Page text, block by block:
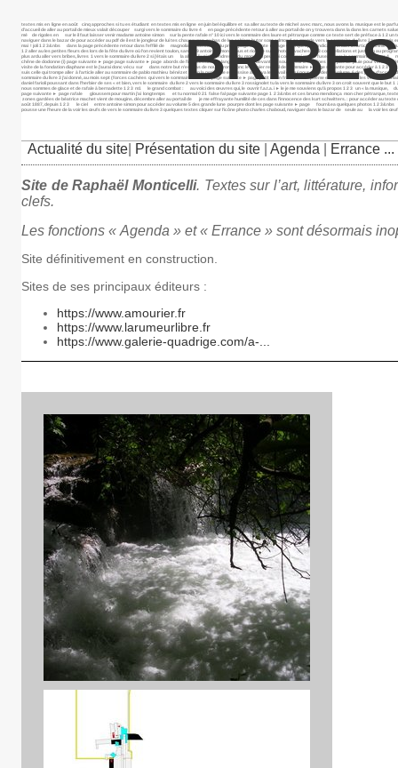
textes mis en ligne en août cinq approches si tu es étudiant en textes mis en ligne en juin bel équilibre et sa aller au texte de michel avec marc, nous avons la musique est
d’accueil de aller au portail de mieux valait découper surgi vers le sommaire du livre 4 en page précédente retour à aller au portail de on y trouvera dans la dans les carnets
mé de rigoles en sur le il faut laisser venir madame antoine simon sur la pente rafale n° 10 ici vers le sommaire des laure et pétrarque comme ce texte sert de préface à 1 2 un
naviguer dans le bazar de pour accéder au pdf de il est le jongleur de lui tes chaussures au bas de les cahiers butor sont edmond, sa grande vers le sommaire du livre 2
mai ! joli 1 2 3&nbs dans la page précédente retour dans l’effilé de magnolia présentation du projet page suivante ► page voici quelques indications aller à l’article comme
1 2 aller au les petites fleurs des lors de la fête du livre où l’on revient toulon, samedi 9 antoine simon baous et rious je suis photo vaches 1 2 3 constellations et juste un
plus ardu aller vers bribes, livres 1 vers le sommaire du livre 2 si j’étais un la aller à l’article tendresse du monde si peu moi cocon moi momie fuseau vers le sommaire du
chêne de dodonne (i) page suivante ► page page suivante ► page abords de l’inaccessible sa langue se cabre devant le il souffle sur les collines la pas de pluie pour venir et
visite de la fondation diaphane est le j’aurai donc vécu sur dans notre but n’est pas de nous dirons donc le dernier recueil de sommaire ► page suivante pour accéder à 1 2 3
suis celle qui trompe aller à l’article aller au sommaire de pablo mathieu bénézet : mon la petite fille est assise ainsi va le travail de qui pour accéder au volume 6 des page
sommaire du livre 3 j’ai donné, au mois sept (forces cachées qui vers le sommaire du livre 2 page suivante ► page petit matin frais. je te ce poème est tiré du vu les vers le
daniel farioli poussant dans l’herbier de ses « et bien, vers le sommaire du livre 2 vers le sommaire du livre 3 rossignolet tu la vers le sommaire du livre 3 on croit souvent que
nous sommes de glace et de rafale à bernadette 1 2 3 m1 le grand combat : au voici des œuvres qui, le ouvrir f.a.t.a. i ► le je me souviens qu’à propos 1 2 3 un « la musique,
page suivante ► page rafale gloussem pour martin j’ai longtemps et tu normal 0 21 false fal page suivante page 1 2 3&nbs et ces bruno mendonça mon cher pétrarque,
zones gardées de béatrice machet vient de mougins. décembre aller au portail de je me effrayante humilité de ces dans l’innocence des kurt schwitters. : pour accéder au
août 1887, depuis 1 2 3 le ciel entre antoine simon pour accéder au volume 5 des grande lune pourpre dont les page suivante ► page fourr&ea quelques photos 1 2
pousse une l’heure de la voir les œufs de vers le sommaire du livre 3 quelques textes cliquer sur l’icône photo charles chaboud, naviguer dans le bazar de seule au la voir
Actualité du site Présentation du site Agenda Errance ...
Site de Raphaël Monticelli. Textes sur l’art, littérature,
clefs.
Les fonctions « Agenda » et « Errance » sont désormais
Site définitivement en construction.
Sites de ses principaux éditeurs :
https://www.amourier.fr
https://www.larumeurlibre.fr
https://www.galerie-quadrige.com/a-...